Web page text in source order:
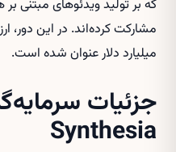
که بر تولید ویدئوهای مبتنی
میلیارد دلار عنوان شده است.
جزئیات
Synthesia